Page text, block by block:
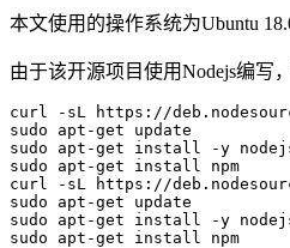
本文使用的操作系统为Ubuntu
由于该开源项目使用Nodejs编写
curl -sL https://
sudo apt-get update
sudo apt-get install -y
sudo apt-get install npm
curl -sL https://
sudo apt-get update
sudo apt-get install -y
sudo apt-get install npm